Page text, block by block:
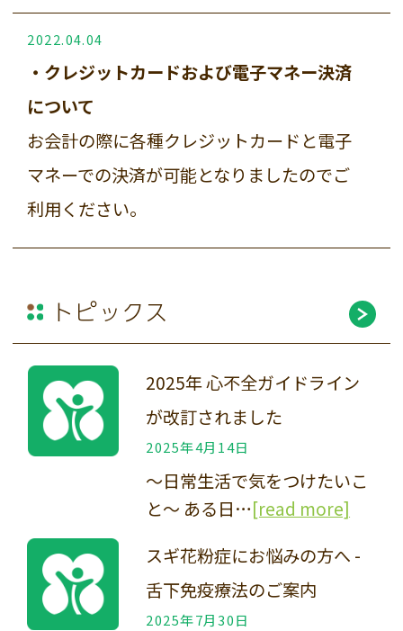
2022.04.04
・クレジットカードおよび電子マネー決済
について
お会計の際に各種クレジットカードと電子
マネーでの決済が可能となりましたのでご
利用ください。
トピックス
2025年 心不全ガイドライン
が改訂されました
2025年4月14日
〜日常生活で気をつけたいこ
と〜 ある日…[read more]
スギ花粉症にお悩みの方へ -
舌下免疫療法のご案内
2025年7月30日